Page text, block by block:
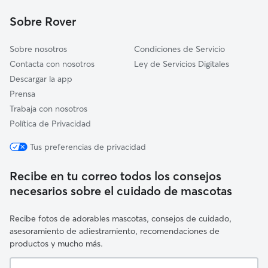
Bollullos de la Mitación
Sobre Rover
Sobre nosotros
Contacta con nosotros
Descargar la app
Prensa
Trabaja con nosotros
Política de Privacidad
Condiciones de Servicio
Ley de Servicios Digitales
Tus preferencias de privacidad
Recibe en tu correo todos los consejos
necesarios sobre el cuidado de mascotas
Recibe fotos de adorables mascotas, consejos de cuidado,
asesoramiento de adiestramiento, recomendaciones de
productos y mucho más.